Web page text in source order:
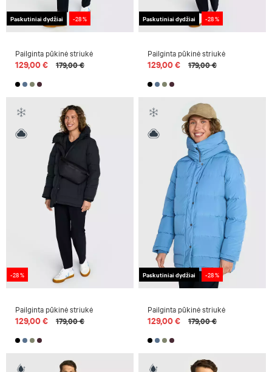
Paskutiniai dydžiai -28 %
Pailginta pūkinė striukė
129,00 € 179,00 €
Paskutiniai dydžiai -28 %
Pailginta pūkinė striukė
129,00 € 179,00 €
-28 %
Pailginta pūkinė striukė
129,00 € 179,00 €
Paskutiniai dydžiai -28 %
Pailginta pūkinė striukė
129,00 € 179,00 €